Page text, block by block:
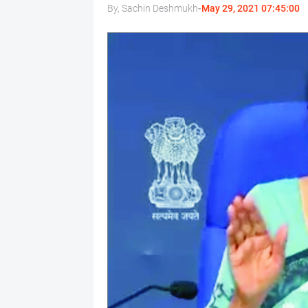
By, Sachin Deshmukh-May 29, 2021 07:45:00